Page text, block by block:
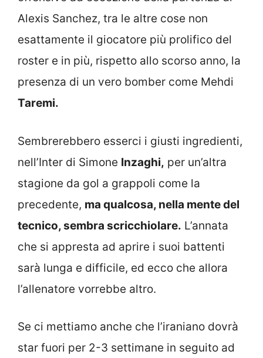
Alexis Sanchez, tra le altre cose non
esattamente il giocatore più prolifico del
roster e in più, rispetto allo scorso anno, la
presenza di un vero bomber come Mehdi
Taremi.
Sembrerebbero esserci i giusti ingredienti,
nell’Inter di Simone Inzaghi, per un’altra
stagione da gol a grappoli come la
precedente, ma qualcosa, nella mente del
tecnico, sembra scricchiolare. L’annata
che si appresta ad aprire i suoi battenti
sarà lunga e difficile, ed ecco che allora
l’allenatore vorrebbe altro.
Se ci mettiamo anche che l’iraniano dovrà
star fuori per 2-3 settimane in seguito ad